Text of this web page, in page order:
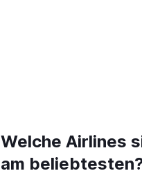
Welche Airlines
am